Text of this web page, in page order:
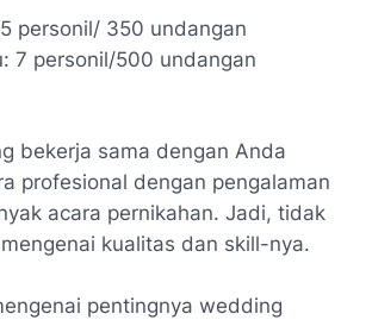
personil/ 350 undangan
7 personil/500 undangan
bekerja sama dengan Anda
profesional dengan pengalaman
acara pernikahan. Jadi, tidak
kualitas dan skill-nya.
pentingnya wedding